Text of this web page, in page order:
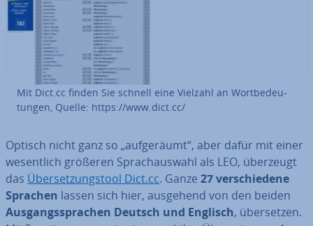
Mit Dict.cc finden Sie schnell eine Vielzahl an Wort­be­deu­
tun­gen, Quelle: https://www.dict.cc/
Optisch nicht ganz so „auf­ge­räumt“, aber dafür mit einer
we­sent­lich größeren Sprach­aus­wahl als LEO, überzeugt
das Über­set­zungs­tool Dict.cc. Ganze 27 ver­schie­de­ne
Sprachen lassen sich hier, ausgehend von den beiden
Aus­gangs­spra­chen Deutsch und Englisch, über­set­zen.